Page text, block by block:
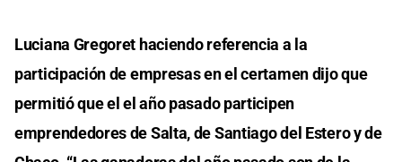
Luciana Gregoret haciendo referencia a la
participación de empresas en el certamen dijo que
permitió que el el año pasado participen
emprendedores de Salta, de Santiago del Estero y de